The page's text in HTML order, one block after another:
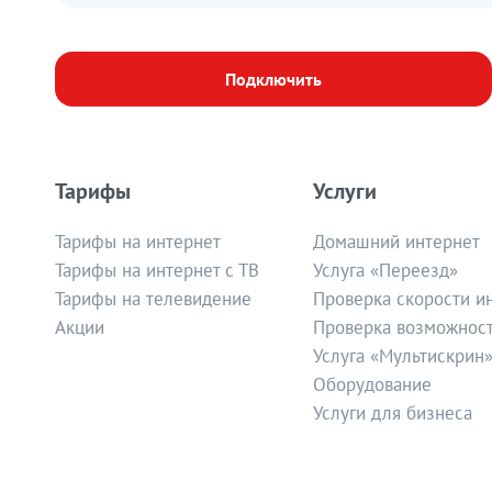
Подключить
Тарифы
Тарифы на интернет
Тарифы на интернет с ТВ
Тарифы на телевидение
Акции
Услуги
Домашний интернет
Услуга «Переезд»
Проверка скорости
Проверка
Услуга «Мультискрин»
Оборудование
Услуги для бизнеса